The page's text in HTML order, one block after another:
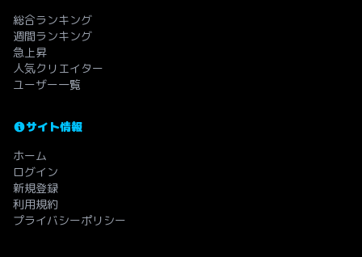
総合ランキング
週間ランキング
急上昇
人気クリエイター
ユーザー一覧
サイト情報
ホーム
ログイン
新規登録
利用規約
プライバシーポリシー